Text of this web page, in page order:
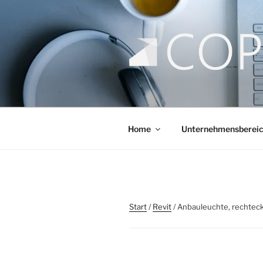
COPLI
taking better decisions!
Home
Start/Revit/ Anbauleuchte,